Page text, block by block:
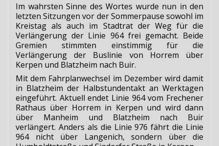
Im wahrsten Sinne des Wortes wurde nun in den
letzten Sitzungen vor der Sommerpause sowohl im
Kreistag als auch im Stadtrat der Weg für die
Verlängerung der Linie 964 frei gemacht. Beide
Gremien stimmten einstimmig für die
Verlängerung der Buslinie von Horrem über
Kerpen und Blatzheim nach Buir.
Mit dem Fahrplanwechsel im Dezember wird damit
in Blatzheim der Halbstundentakt an Werktagen
eingeführt. Aktuell endet Linie 964 vom Frechener
Rathaus über Horrem in Kerpen und wird dann
über Manheim und Blatzheim nach Buir
verlängert. Anders als die Linie 976 fährt die Linie
964 nicht über Langenich, sondern über die